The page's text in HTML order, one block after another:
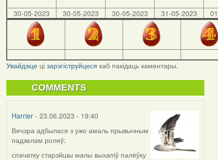
30-05-2023 30-05-2023 30-05-2023 31-05-2023
Увайдзіцеці зарэгіструйцеся каб пакідаць каментары.
COMMENTS
Harrier- 23.06.2023 - 19:40
Вячэра адбылася з ужо амаль прывычным
падзелам роляў:
спачатку старэйшы малы выхапіў палёўку